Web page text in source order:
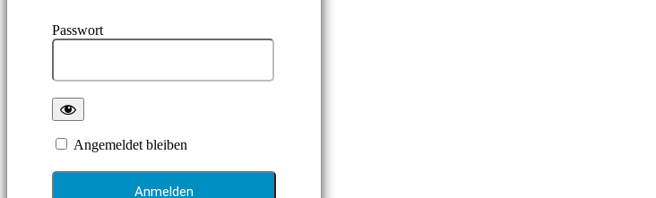
Passwort
Angemeldet bleiben